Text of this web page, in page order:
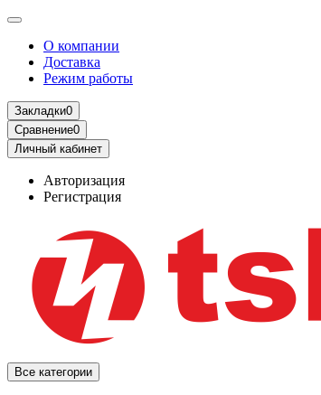
О компании
Доставка
Режим работы
Закладки0
Сравнение0
Личный кабинет
Авторизация
Регистрация
Все категории